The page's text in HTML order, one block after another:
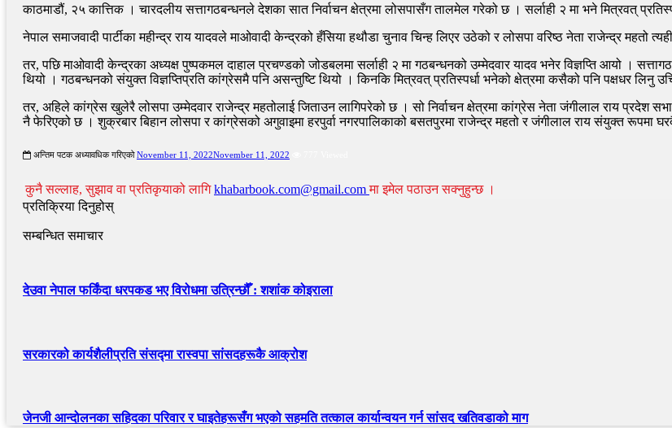
काठमाडौं, २५ कात्तिक । चारदलीय सत्तागठबन्धनले देशका सात निर्वाचन क्षेत्रमा लोसपासँग तालमेल गरेको छ । सर्लाही २ मा भने मित्रवत्
नेपाल समाजवादी पार्टीका महीन्द्र राय यादवले माओवादी केन्द्रको हँसिया हथौडा चुनाव चिन्ह लिएर उठेको र लोसपा वरिष्ठ नेता राजेन्द्र महतो
तर, पछि माओवादी केन्द्रका अध्यक्ष पुष्पकमल दाहाल प्रचण्डको जोडबलमा सर्लाही २ मा गठबन्धनको उम्मेदवार यादव भनेर विज्ञप्ति आयो ।
थियो । गठबन्धनको संयुक्त विज्ञप्तिप्रति कांग्रेसमै पनि असन्तुष्टि थियो । किनकि मित्रवत् प्रतिस्पर्धा भनेको क्षेत्रमा कसैको पनि पक्षधर लिनु
तर, अहिले कांग्रेस खुलेरै लोसपा उम्मेदवार राजेन्द्र महतोलाई जिताउन लागिपरेको छ । सो निर्वाचन क्षेत्रमा कांग्रेस नेता जंगीलाल राय प्रदेश
नै फेरिएको छ । शुक्रबार बिहान लोसपा र कांग्रेसको अगुवाइमा हरपुर्वा नगरपालिकाको बसतपुरमा राजेन्द्र महतो र जंगीलाल राय संयुक्त रूपमा
अन्तिम पटक अध्यावधिक गरिएको November 11, 2022November 11, 2022
कुनै सल्लाह, सुझाव वा प्रतिकृयाको लागिkhabarbook.com@gmail.comमा इमेल पठाउन सक्नुहुन्छ ।
प्रतिक्रिया दिनुहोस्
सम्बन्धित समाचार
देउवा नेपाल फर्किंदा धरपकड भए विरोधमा उत्रिन्छौँ : शशांक कोइराला
सरकारको कार्यशैलीप्रति संसद्‍मा रास्वपा सांसदहरूकै आक्रोश
जेनजी आन्दोलनका सहिदका परिवार र घाइतेहरूसँग भएको सहमति तत्काल कार्यान्वयन गर्न सांसद खतिवडाको माग